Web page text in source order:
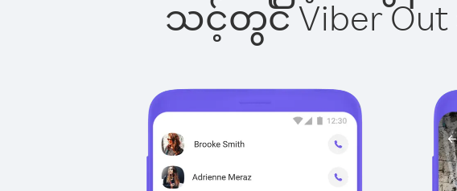
သင့်တွင် Viber